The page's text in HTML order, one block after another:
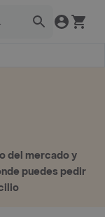
del mercado y
puedes pedir